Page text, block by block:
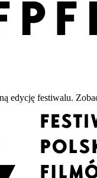
edycję festiwalu.